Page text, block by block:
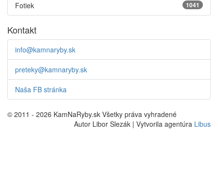
1041
Fotiek
Kontakt
info@kamnaryby.sk
preteky@kamnaryby.sk
Naša FB stránka
© 2011 - 2026 KamNaRyby.sk Všetky práva vyhradené
Autor Libor Slezák | Vytvorila agentúra Libus